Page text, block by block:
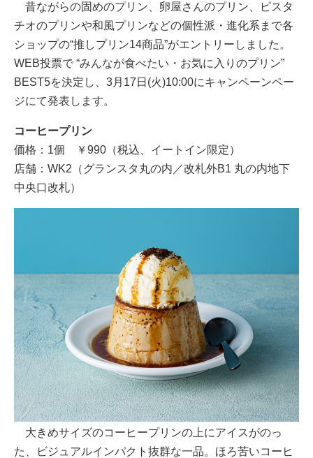
昔ながらの固めのプリン、卵屋さんのプリン、ピスタ
チオのプリンや和風プリンなどの個性派・進化系まで各
ショップの“推しプリン14商品”がエントリーしました。
WEB投票で “みんなが食べたい・お気に入りのプリン”
BEST5を決定し、3月17日(火)10:00にキャンペーンペー
ジにて発表します。
コーヒープリン
価格：1個 ￥990（税込、イートイン限定）
店舗：WK2（グランスタ丸の内／改札外B1 丸の内地下
中央口改札）
大きめサイズのコーヒープリンの上にアイスがのっ
た、ビジュアルインパクト抜群な一品。ほろ苦いコーヒ